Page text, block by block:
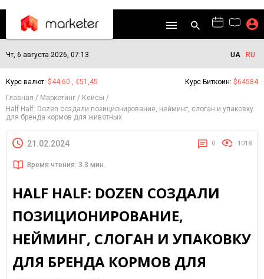
Чт, 6 августа 2026, 07:13 UA RU
Курс валют: $44,60 , €51,45 Курс Биткоин: $64584
Главная
Маркетинг
Кейсы
Half Half: Dozen создали позиционирование, нейминг, слоган и упаковку
для бренда кормов для животных
21.02.2024 0 1018
Время чтения: 3.3 мин.
HALF HALF: DOZEN СОЗДАЛИ
ПОЗИЦИОНИРОВАНИЕ,
НЕЙМИНГ, СЛОГАН И УПАКОВКУ
ДЛЯ БРЕНДА КОРМОВ ДЛЯ